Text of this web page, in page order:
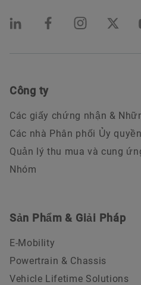
Công ty
Các giấy chứng nhận &
Các nhà Phân phối Ủy quyền
Quản lý thu mua và cung
Nhóm
Sản Phẩm & Giải Pháp
E-Mobility
Powertrain & Chassis
Vehicle Lifetime Solutions